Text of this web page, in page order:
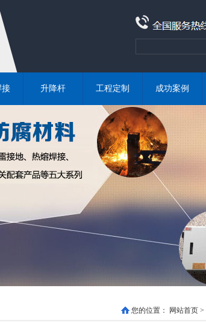
接 升降杆 工程定制 成功案例
您的位置： 网站首页 >